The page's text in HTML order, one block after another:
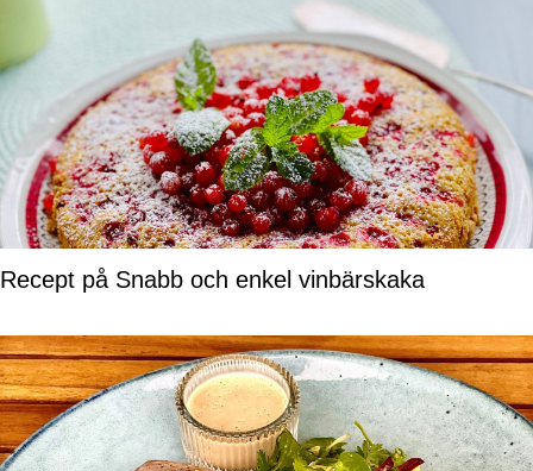
Recept på Snabb och enkel vinbärskaka